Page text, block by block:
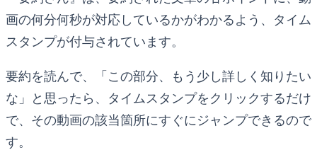
画の何分何秒が対応しているかがわかるよう、タイム
スタンプが付与されています。
要約を読んで、「この部分、もう少し詳しく知りたい
な」と思ったら、タイムスタンプをクリックするだけ
で、その動画の該当箇所にすぐにジャンプできるので
す。